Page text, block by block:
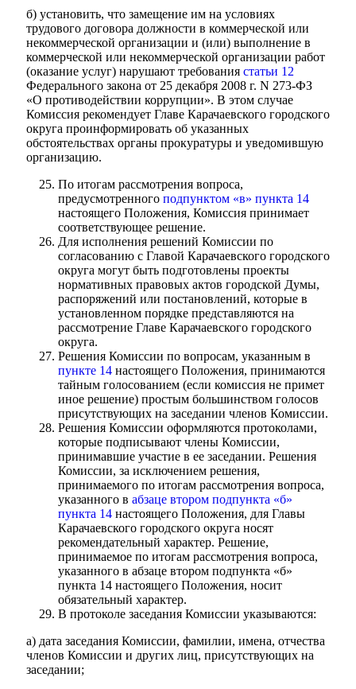
б) установить, что замещение им на условиях
трудового договора должности в коммерческой или
некоммерческой организации и (или) выполнение в
коммерческой или некоммерческой организации работ
(оказание услуг) нарушают требования статьи 12
Федерального закона от 25 декабря 2008 г. N 273-ФЗ
«О противодействии коррупции». В этом случае
Комиссия рекомендует Главе Карачаевского городского
округа проинформировать об указанных
обстоятельствах органы прокуратуры и уведомившую
организацию.
По итогам рассмотрения вопроса,
предусмотренного подпунктом «в» пункта 14
настоящего Положения, Комиссия принимает
соответствующее решение.
Для исполнения решений Комиссии по
согласованию с Главой Карачаевского городского
округа могут быть подготовлены проекты
нормативных правовых актов городской Думы,
распоряжений или постановлений, которые в
установленном порядке представляются на
рассмотрение Главе Карачаевского городского
округа.
Решения Комиссии по вопросам, указанным в
пункте 14 настоящего Положения, принимаются
тайным голосованием (если комиссия не примет
иное решение) простым большинством голосов
присутствующих на заседании членов Комиссии.
Решения Комиссии оформляются протоколами,
которые подписывают члены Комиссии,
принимавшие участие в ее заседании. Решения
Комиссии, за исключением решения,
принимаемого по итогам рассмотрения вопроса,
указанного в абзаце втором подпункта «б»
пункта 14 настоящего Положения, для Главы
Карачаевского городского округа носят
рекомендательный характер. Решение,
принимаемое по итогам рассмотрения вопроса,
указанного в абзаце втором подпункта «б»
пункта 14 настоящего Положения, носит
обязательный характер.
В протоколе заседания Комиссии указываются:
а) дата заседания Комиссии, фамилии, имена, отчества
членов Комиссии и других лиц, присутствующих на
заседании;